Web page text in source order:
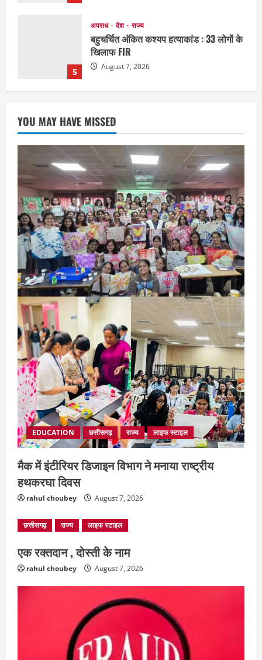
1
EDUCATION छत्तीसगढ़
मैक में इंटीरियर डिजाइन विभाग ने मनाया
राष्ट्रीय हथकरघा दिवस
August 7, 2026
2
एक रक्तदान , दोस्ती के नाम
August 7, 2026
3
अपराध छत्तीसगढ़
बहन ने कारोबारी भाई पर लगाया करोड़ों रुपये
की धोखाधड़ी का आरोप
August 7, 2026
4
छत्तीसगढ़ राज्य लाइफ स्टाइल
मोहला-मानपुर में फिर बाघ की दस्तक, बैल पर
हमले से ग्रामीणों में दहशत
August 7, 2026
YOU MAY HAVE MISSED
EDUCATION छत्तीसगढ़ राज्य लाइफ स्टाइल
मैक में इंटीरियर डिजाइन विभाग ने मनाया राष्ट्रीय
हथकरघा दिवस
rahul choubey August 7, 2026
छत्तीसगढ़ राज्य लाइफ स्टाइल
एक रक्तदान , दोस्ती के नाम
rahul choubey August 7, 2026